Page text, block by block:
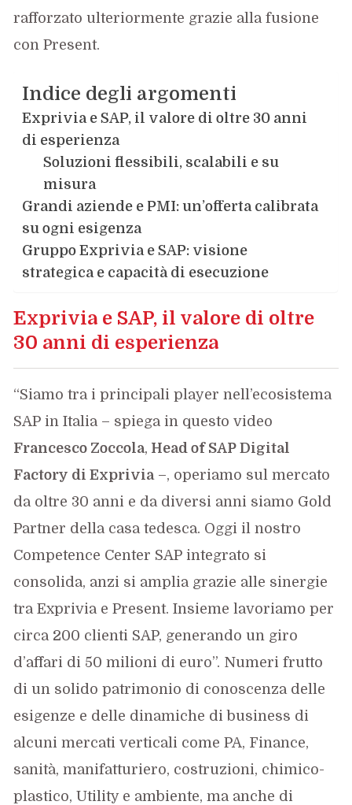
rafforzato ulteriormente grazie alla fusione
con Present.
Indice degli argomenti
Exprivia e SAP, il valore di oltre 30 anni
di esperienza
Soluzioni flessibili, scalabili e su
misura
Grandi aziende e PMI: un’offerta calibrata
su ogni esigenza
Gruppo Exprivia e SAP: visione
strategica e capacità di esecuzione
Exprivia e SAP, il valore di oltre
30 anni di esperienza
“Siamo tra i principali player nell’ecosistema
SAP in Italia – spiega in questo video
Francesco Zoccola, Head of SAP Digital
Factory di Exprivia –, operiamo sul mercato
da oltre 30 anni e da diversi anni siamo Gold
Partner della casa tedesca. Oggi il nostro
Competence Center SAP integrato si
consolida, anzi si amplia grazie alle sinergie
tra Exprivia e Present. Insieme lavoriamo per
circa 200 clienti SAP, generando un giro
d’affari di 50 milioni di euro”. Numeri frutto
di un solido patrimonio di conoscenza delle
esigenze e delle dinamiche di business di
alcuni mercati verticali come PA, Finance,
sanità, manifatturiero, costruzioni, chimico-
plastico, Utility e ambiente, ma anche di